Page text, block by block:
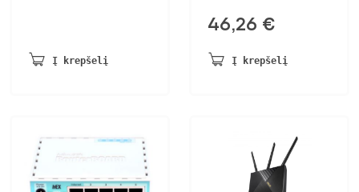
Į krepšelį
46,26 €
Į krepšelį